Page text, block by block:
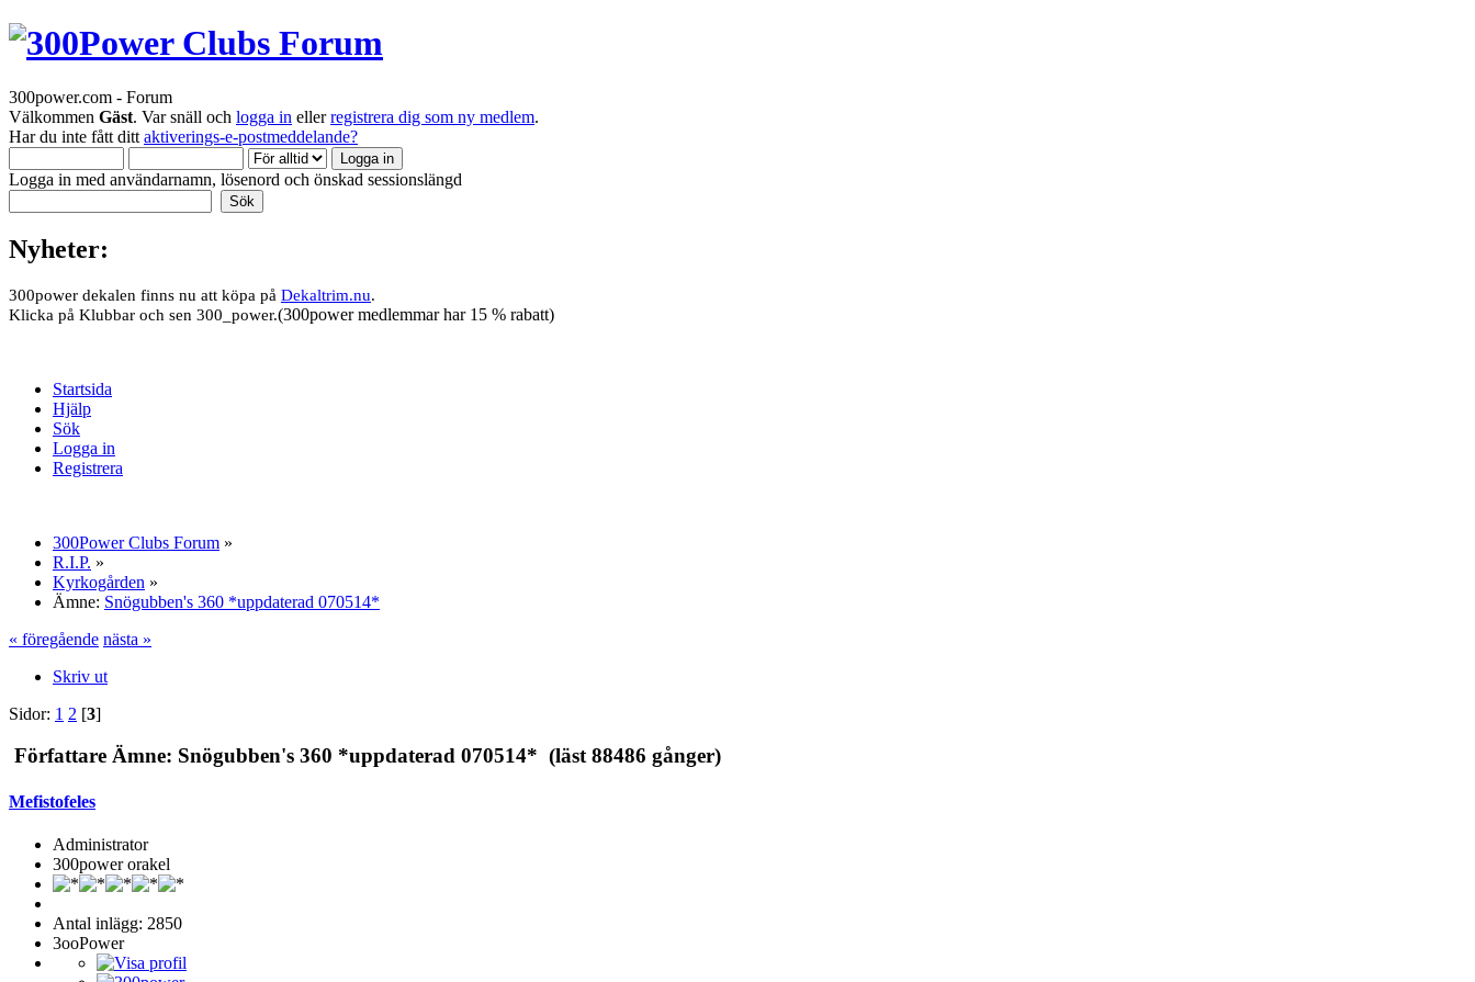
300power.com - Forum
Välkommen Gäst. Var snäll och logga in ellerregistrera dig som ny medlem.
Har du inte fått ditt aktiverings-e-postmeddelande?
Logga in med användarnamn, lösenord och önskad sessionslängd
Nyheter:
300power dekalen finns nu att köpa på Dekaltrim.nu.
Klicka på Klubbar och sen 300_power.(300power medlemmar har 15 % rabatt)
Startsida
Hjälp
Sök
Logga in
Registrera
300Power Clubs Forum »
R.I.P. »
Kyrkogården »
Ämne: Snögubben's 360 *uppdaterad 070514*
« föregående nästa »
Skriv ut
Sidor: 1 2 [3]
Författare Ämne: Snögubben's 360 *uppdaterad 070514* (läst 88486 gånger)
Mefistofeles
Administrator
300power orakel
Antal inlägg: 2850
3ooPower